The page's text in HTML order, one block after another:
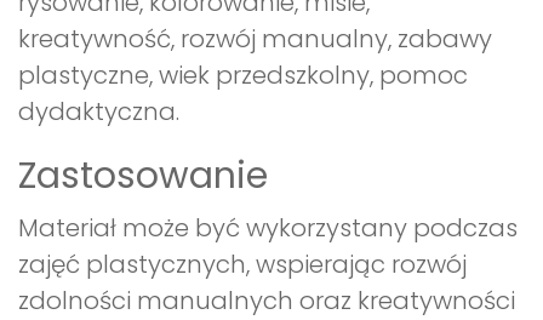
kreatywność, rozwój manualny, zabawy
plastyczne, wiek przedszkolny, pomoc
dydaktyczna.
Zastosowanie
Materiał może być wykorzystany podczas
zajęć plastycznych, wspierając rozwój
zdolności manualnych oraz kreatywności